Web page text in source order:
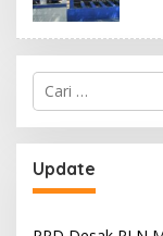
Cari
untuk:
Update